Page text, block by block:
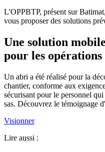
L'OPPBTP, présent sur
vous proposer des solutions
Une solution
pour les opérations
Un abri a été réalisé pour la
chantier, conforme aux
sécurisant pour le personnel
sas. Découvrez le témoignage
Visionner
Lire aussi :